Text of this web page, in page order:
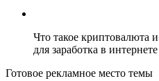
Что такое криптовалюта
для заработка в интернете
Готовое рекламное место темы